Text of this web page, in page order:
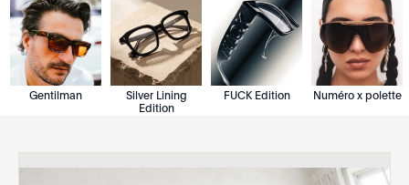
Gentilman
Silver Lining
Edition
FUCK Edition Numéro x polette